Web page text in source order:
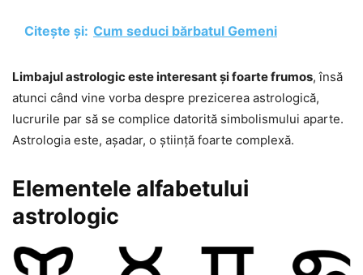
Citește și: Cum seduci bărbatul Gemeni
Limbajul astrologic este interesant și foarte frumos, însă
atunci când vine vorba despre prezicerea astrologică,
lucrurile par să se complice datorită simbolismului aparte.
Astrologia este, așadar, o știință foarte complexă.
Elementele alfabetului
astrologic